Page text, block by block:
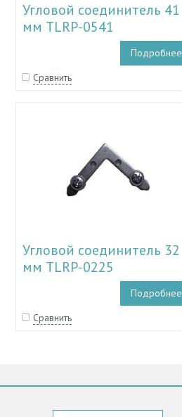
Угловой соединитель 41
мм TLRP-0541
Подробнее
Сравнить
Угловой соединитель 32
мм TLRP-0225
Подробнее
Сравнить